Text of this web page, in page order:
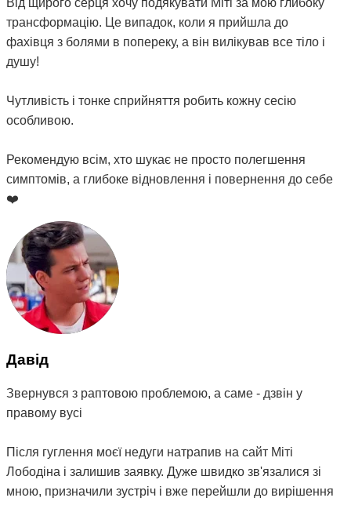
трансформацію. Це випадок, коли я прийшла до
фахівця з болями в попереку, а він вилікував все тіло і
душу!
Чутливість і тонке сприйняття робить кожну сесію
особливою.
Рекомендую всім, хто шукає не просто полегшення
симптомів, а глибоке відновлення і повернення до себе
❤️
Давід
Звернувся з раптовою проблемою, а саме - дзвін у
правому вусі
Після гуглення моєї недуги натрапив на сайт Міті
Лободіна і залишив заявку. Дуже швидко зв'язалися зі
мною, призначили зустріч і вже перейшли до вирішення